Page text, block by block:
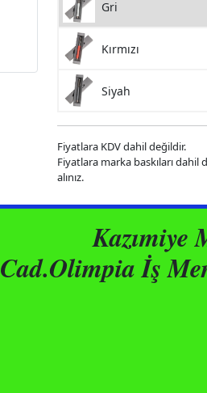
Gri
Kırmızı
Siyah
Fiyatlara KDV dahil değildir.
Fiyatlara marka baskıları dahil
alınız.
Cad.Olimpia İş